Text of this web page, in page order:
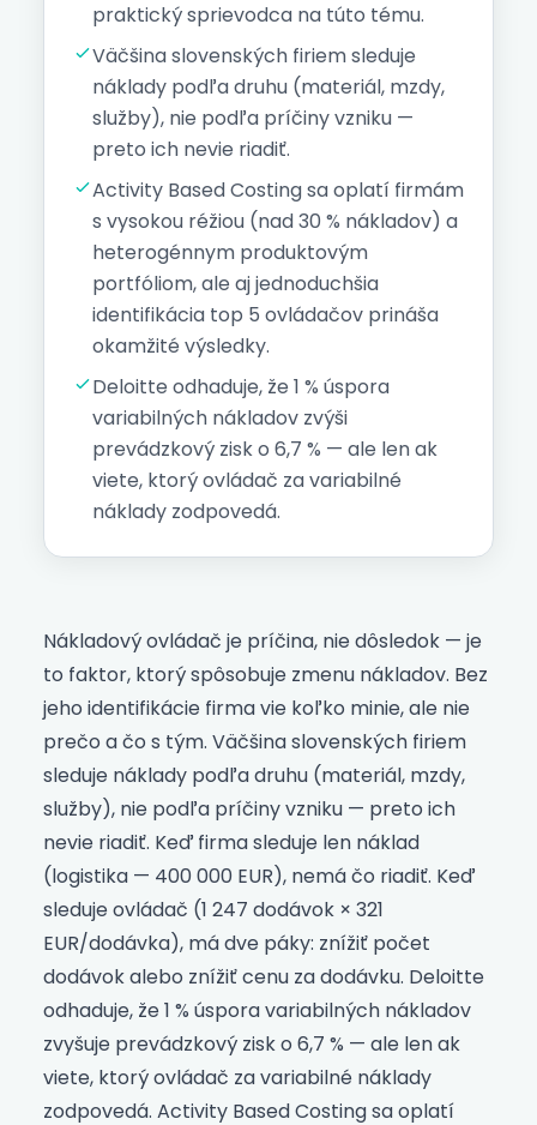
praktický sprievodca na túto tému.
Väčšina slovenských firiem sleduje
náklady podľa druhu (materiál, mzdy,
služby), nie podľa príčiny vzniku —
preto ich nevie riadiť.
Activity Based Costing sa oplatí firmám
s vysokou réžiou (nad 30 % nákladov) a
heterogénnym produktovým
portfóliom, ale aj jednoduchšia
identifikácia top 5 ovládačov prináša
okamžité výsledky.
Deloitte odhaduje, že 1 % úspora
variabilných nákladov zvýši
prevádzkový zisk o 6,7 % — ale len ak
viete, ktorý ovládač zavariabilné
náklady zodpovedá.
Nákladový ovládač je príčina, nie dôsledok — je
to faktor, ktorý spôsobuje zmenu nákladov. Bez
jeho identifikácie firma vie koľko minie, ale nie
prečo a čo s tým. Väčšina slovenských firiem
sleduje náklady podľa druhu (materiál, mzdy,
služby), nie podľa príčiny vzniku — preto ich
nevie riadiť. Keď firma sleduje len náklad
(logistika — 400 000 EUR), nemá čo riadiť. Keď
sleduje ovládač (1 247 dodávok × 321
EUR/dodávka), má dve páky: znížiť počet
dodávok alebo znížiť cenu za dodávku. Deloitte
odhaduje, že 1 % úspora variabilných nákladov
zvyšuje prevádzkový zisk o 6,7 % — ale len ak
viete, ktorý ovládač za variabilné náklady
zodpovedá. Activity Based Costing sa oplatí